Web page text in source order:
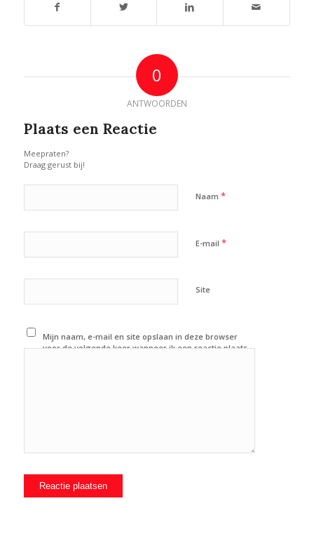
0
ANTWOORDEN
Plaats een Reactie
Meepraten?
Draag gerust bij!
Naam *
E-mail *
Site
Mijn naam, e-mail en site opslaan in deze browser
voor de volgende keer wanneer ik een reactie plaats.